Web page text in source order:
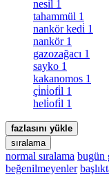
nesi̇l 1
tahammül 1
nankör kedi̇ 1
nankör 1
gazozağacı 1
sayko 1
kakanomos 1
çi̇ni̇ofi̇l 1
heli̇ofi̇l 1
fazlasını yükle
sıralama
normal sıralama bugün
beğenilmeyenler